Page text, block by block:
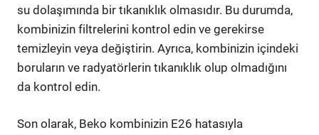
su dolaşımında bir tıkanıklık olmasıdır. Bu durumda,
kombinizin filtrelerini kontrol edin ve gerekirse
temizleyin veya değiştirin. Ayrıca, kombinizin içindeki
boruların ve radyatörlerin tıkanıklık olup olmadığını
da kontrol edin.
Son olarak, Beko kombinizin E26 hatasıyla